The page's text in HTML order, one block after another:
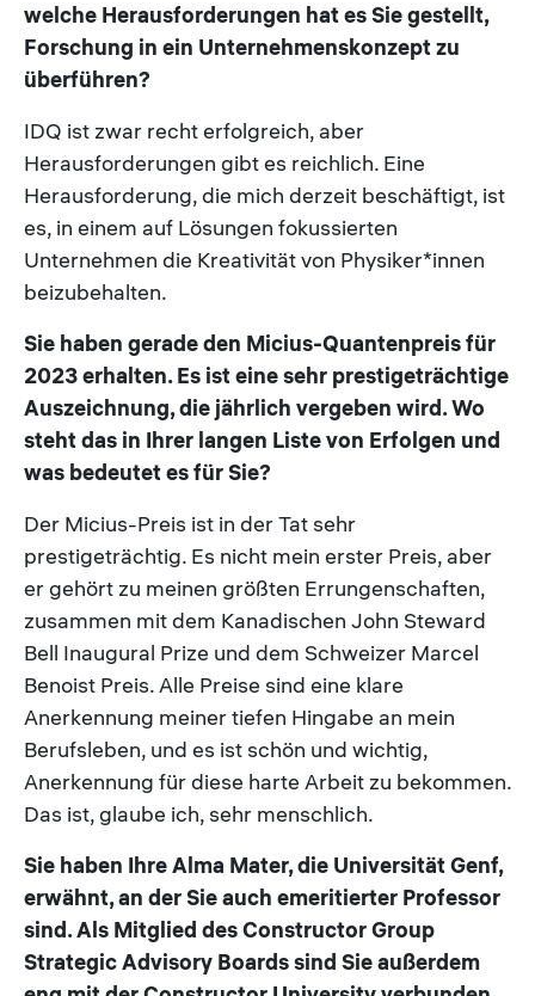
welche Herausforderungen hat es Sie gestellt,
Forschung in ein Unternehmenskonzept zu
überführen?
IDQ ist zwar recht erfolgreich, aber
Herausforderungen gibt es reichlich. Eine
Herausforderung, die mich derzeit beschäftigt, ist
es, in einem auf Lösungen fokussierten
Unternehmen die Kreativität von Physiker*innen
beizubehalten.
Sie haben gerade den Micius-Quantenpreis für
2023 erhalten. Es ist eine sehr prestigeträchtige
Auszeichnung, die jährlich vergeben wird. Wo
steht das in Ihrer langen Liste von Erfolgen und
was bedeutet es für Sie?
Der Micius-Preis ist in der Tat sehr
prestigeträchtig. Es nicht mein erster Preis, aber
er gehört zu meinen größten Errungenschaften,
zusammen mit dem Kanadischen John Steward
Bell Inaugural Prize und dem Schweizer Marcel
Benoist Preis. Alle Preise sind eine klare
Anerkennung meiner tiefen Hingabe an mein
Berufsleben, und es ist schön und wichtig,
Anerkennung für diese harte Arbeit zu bekommen.
Das ist, glaube ich, sehr menschlich.
Sie haben Ihre Alma Mater, die Universität Genf,
erwähnt, an der Sie auch emeritierter Professor
sind. Als Mitglied des Constructor Group
Strategic Advisory Boards sind Sie außerdem